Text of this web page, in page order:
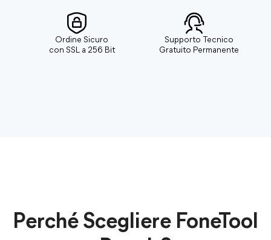
Ordine Sicuro
con SSL a 256 Bit
Supporto Tecnico
Gratuito Permanente
Perché Scegliere FoneTool